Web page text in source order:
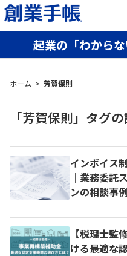
起業の「わから
ホーム > 芳賀保則
「芳賀保則」タグ
インボイス
｜業務委託
ンの相談事例
【税理士監
ける最適な